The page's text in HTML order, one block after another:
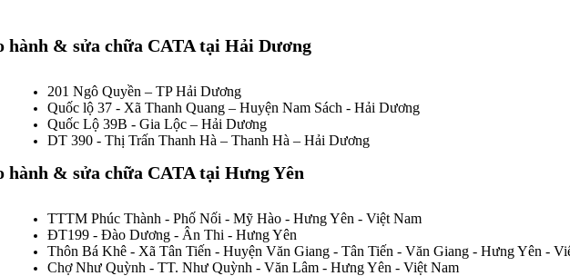
hành & sửa chữa CATA tại Hải Dương
201 Ngô Quyền – TP Hải Dương
Quốc lộ 37 - Xã Thanh Quang – Huyện Nam Sách - Hải Dương
Quốc Lộ 39B - Gia Lộc – Hải Dương
DT 390 - Thị Trấn Thanh Hà – Thanh Hà – Hải Dương
hành & sửa chữa CATA tại Hưng Yên
TTTM Phúc Thành - Phố Nối - Mỹ Hào - Hưng Yên - Việt Nam
ĐT199 - Đào Dương - Ân Thi - Hưng Yên
Thôn Bá Khê - Xã Tân Tiến - Huyện Văn Giang - Tân Tiến - Văn Giang - Hưng Yên -
Chợ Như Quỳnh - TT. Như Quỳnh - Văn Lâm - Hưng Yên - Việt Nam